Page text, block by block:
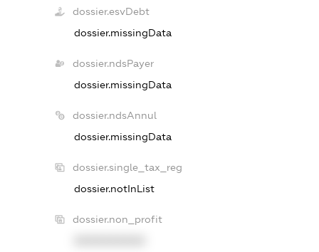
dossier.esvDebt
dossier.missingData
dossier.ndsPayer
dossier.missingData
dossier.ndsAnnul
dossier.missingData
dossier.single_tax_reg
dossier.notInList
dossier.non_profit